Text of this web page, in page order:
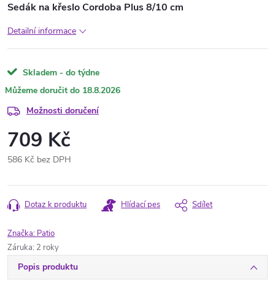
Sedák na křeslo Cordoba Plus 8/10 cm
Detailní informace
Skladem - do týdne
18.8.2026
Možnosti doručení
709 Kč
586 Kč bez DPH
cena:
Dotaz k produktu Hlídací pes Sdílet
Značka: Patio
Záruka: 2 roky
Popis produktu